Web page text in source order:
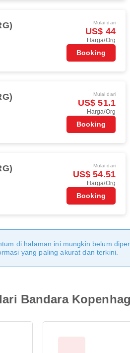
Mulai dari
US$ 44
Harga/Org
Booking
Mulai dari
US$ 51.1
Harga/Org
Booking
Mulai dari
US$ 54.51
Harga/Org
Booking
di halaman ini mungkin belum
yang paling akurat dan terkini.
Bandara